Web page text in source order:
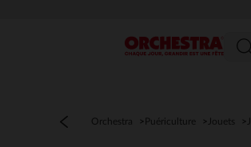
Menu
Orchestra Puériculture Jouets